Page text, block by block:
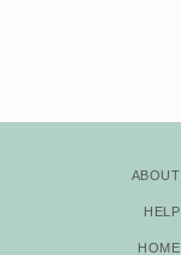
About
Help
Home